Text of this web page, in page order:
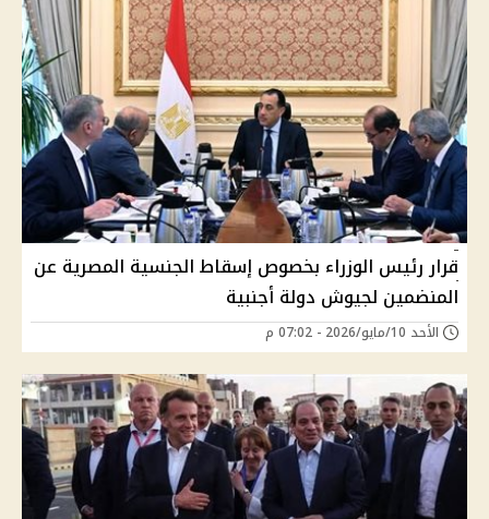
قرار رئيس الوزراء بخصوص إسقاط الجنسية المصرية عن
المنضمين لجيوش دولة أجنبية
الأحد 10/مايو/2026 - 07:02 م